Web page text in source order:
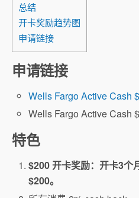
总结
开卡奖励趋势图
申请链接
申请链接
Wells Fargo Active Cash
Wells Fargo Active Cash
特色
$200 开卡奖励：开卡3个
$200。